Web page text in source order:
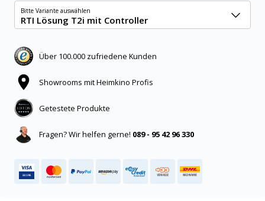
Bitte Variante auswählen
RTI Lösung T2i mit Controller
Über 100.000 zufriedene Kunden
Showrooms mit Heimkino Profis
Getestete Produkte
Fragen? Wir helfen gerne! 089 - 95 42 96 330